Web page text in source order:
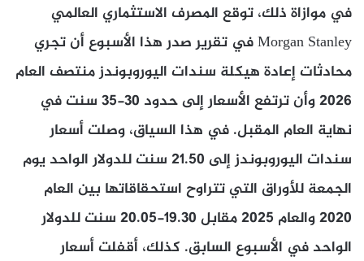
في موازاة ذلك، توقع المصرف الاستثماري العالمي
Morgan Stanley في تقرير صدر هذا الأسبوع أن تجري
محادثات إعادة هيكلة سندات اليوروبوندز منتصف العام
2026 وأن ترتفع الأسعار إلى حدود 30-35 سنت في
نهاية العام المقبل. في هذا السياق، وصلت أسعار
سندات اليوروبوندز إلى 21.50 سنت للدولار الواحد يوم
الجمعة للأوراق التي تتراوح استحقاقاتها بين العام
2020 والعام 2025 مقابل 19.30-20.05 سنت للدولار
الواحد في الأسبوع السابق. كذلك، أقفلت أسعار